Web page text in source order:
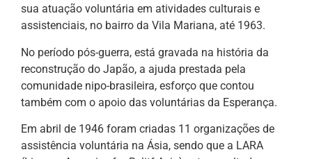
sua atuação voluntária em atividades culturais e
assistenciais, no bairro da Vila Mariana, até 1963.
No período pós-guerra, está gravada na história da
reconstrução do Japão, a ajuda prestada pela
comunidade nipo-brasileira, esforço que contou
também com o apoio das voluntárias da Esperança.
Em abril de 1946 foram criadas 11 organizações de
assistência voluntária na Ásia, sendo que a LARA